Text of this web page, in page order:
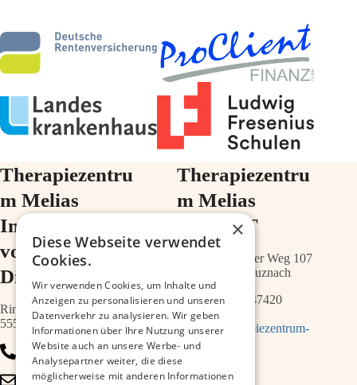
Therapiezentru
m Melias
Im Ärztehaus
vor der
Diakonie
Ringstr.64a
55543 Bad Kreuznach
0671 – 79467700
info@therapiezentrum-
Therapiezentru
m Melias
im ZIMT
Schwabenheimer Weg 107
55543 Bad Kreuznach
0671 – 21547420
info@therapiezentrum-
melias.de
×
Diese Webseite verwendet
Cookies.
Wir verwenden Cookies, um Inhalte und
Anzeigen zu personalisieren und unseren
Datenverkehr zu analysieren. Wir geben
Informationen über Ihre Nutzung unserer
Website auch an unsere Werbe- und
Analysepartner weiter, die diese
möglicherweise mit anderen Informationen